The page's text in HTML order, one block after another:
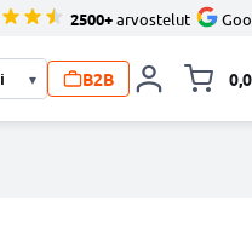
2500+arvostelut
▾ B2B